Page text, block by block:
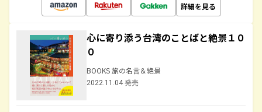
詳細を見る
心に寄り添う台湾のことばと絶景１０
０
BOOKS 旅の名言＆絶景
2022.11.04 発売